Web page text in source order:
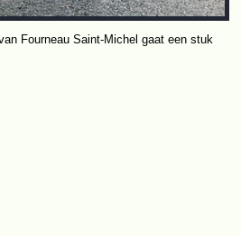
Fourneau Saint-Michel gaat een stuk